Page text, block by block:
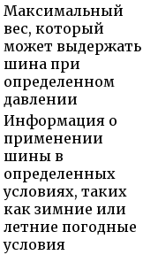
Максимальный
вес, который
может выдержать
шина при
определенном
давлении
Информация о
применении
шины в
определенных
условиях, таких
как зимние или
летние погодные
условия